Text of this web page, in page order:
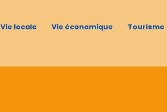
Vie locale Vie économique Tourisme